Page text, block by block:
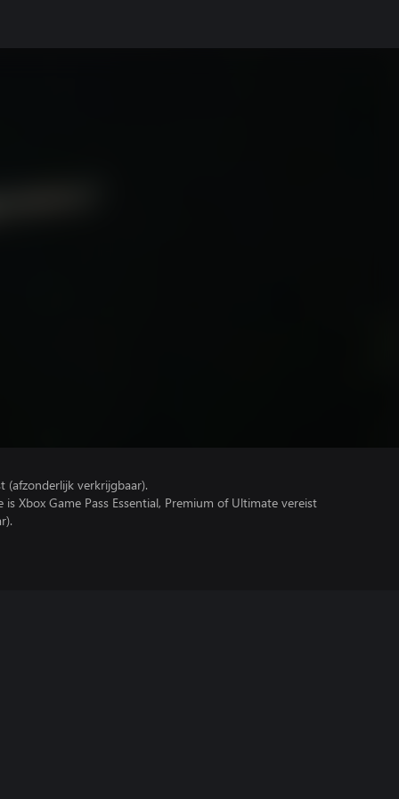
(afzonderlijk verkrijgbaar).
Xbox Game Pass Essential, Premium of Ultimate vereist